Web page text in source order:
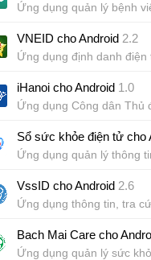
Ứng dụng quản lý bệnh
VNEID cho Android 2.2
Ứng dụng định danh
iHanoi cho Android 1.0
Ứng dụng Công dân Thủ
Sổ sức khỏe điện tử cho
Ứng dụng quản lý thông
VssID cho Android 2.6
Ứng dụng thông tin, tra
Bach Mai Care cho
Ứng dụng quản lý sức